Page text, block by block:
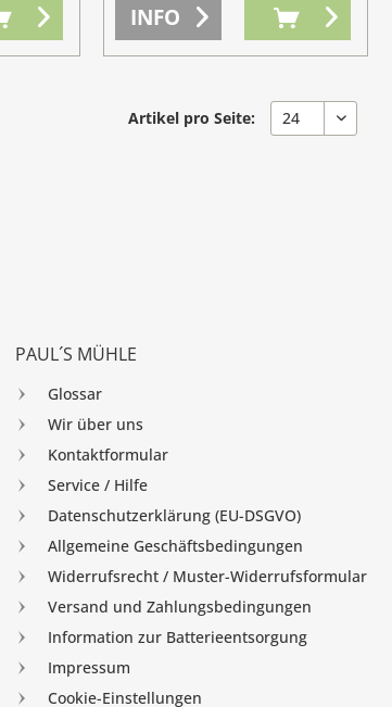
INFO
Artikel pro Seite:
PAUL´S MÜHLE
Glossar
Wir über uns
Kontaktformular
Service / Hilfe
Datenschutzerklärung (EU-DSGVO)
Allgemeine Geschäftsbedingungen
Widerrufsrecht / Muster-Widerrufsformular
Versand und Zahlungsbedingungen
Information zur Batterieentsorgung
Impressum
Cookie-Einstellungen